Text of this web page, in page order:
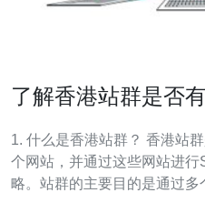
了解香港站群是否
1. 什么是香港站群？ 香港站群是指在香港服务器上建立多
个网站，并通过这些网站进
略。站群的主要目的是通过